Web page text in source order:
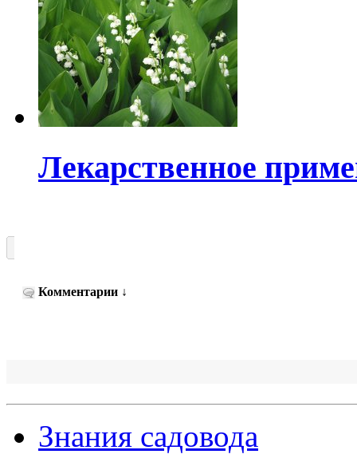
Лекарственное
Комментарии ↓
Знания садовода